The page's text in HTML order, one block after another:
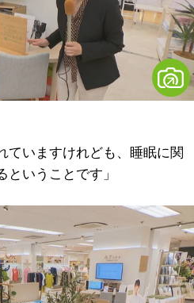
ていますけれども、睡眠に関
いうことです」